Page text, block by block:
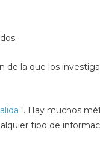
la que los
". Hay muchos
tipo de